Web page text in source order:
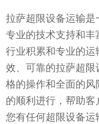
拉萨超限设备运输
专业的技术支持和
行业积累和专业的
效、可靠的拉萨超
格的操作和全面的风
的顺利进行，帮助
您有任何超限设备